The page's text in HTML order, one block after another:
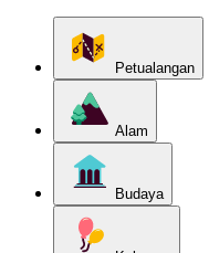
Petualangan
Alam
Budaya